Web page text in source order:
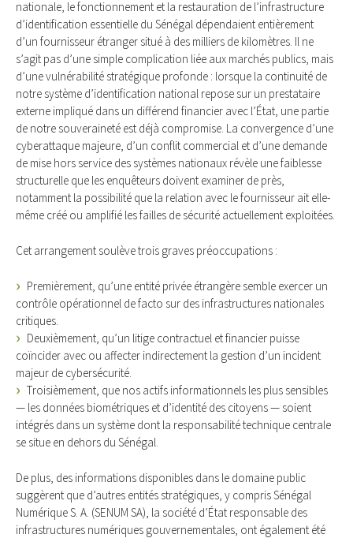
nationale, le fonctionnement et la restauration de l’infrastructure
d’identification essentielle du Sénégal dépendaient entièrement
d’un fournisseur étranger situé à des milliers de kilomètres. Il ne
s’agit pas d’une simple complication liée aux marchés publics, mais
d’une vulnérabilité stratégique profonde : lorsque la continuité de
notre système d’identification national repose sur un prestataire
externe impliqué dans un différend financier avec l’État, une partie
de notre souveraineté est déjà compromise. La convergence d’une
cyberattaque majeure, d’un conflit commercial et d’une demande
de mise hors service des systèmes nationaux révèle une faiblesse
structurelle que les enquêteurs doivent examiner de près,
notamment la possibilité que la relation avec le fournisseur ait elle-
même créé ou amplifié les failles de sécurité actuellement exploitées.
Cet arrangement soulève trois graves préoccupations :
Premièrement, qu’une entité privée étrangère semble exercer un
contrôle opérationnel de facto sur des infrastructures nationales
critiques.
Deuxièmement, qu’un litige contractuel et financier puisse
coïncider avec ou affecter indirectement la gestion d’un incident
majeur de cybersécurité.
Troisièmement, que nos actifs informationnels les plus sensibles
— les données biométriques et d’identité des citoyens — soient
intégrés dans un système dont la responsabilité technique centrale
se situe en dehors du Sénégal.
De plus, des informations disponibles dans le domaine public
suggèrent que d’autres entités stratégiques, y compris Sénégal
Numérique S. A. (SENUM SA), la société d’État responsable des
infrastructures numériques gouvernementales, ont également été